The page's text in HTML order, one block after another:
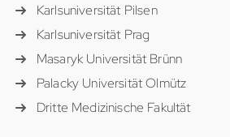
Karlsuniversität Pilsen
Karlsuniversität Prag
Masaryk Universität Brünn
Palacky Universität Olmütz
Dritte Medizinische Fakultät